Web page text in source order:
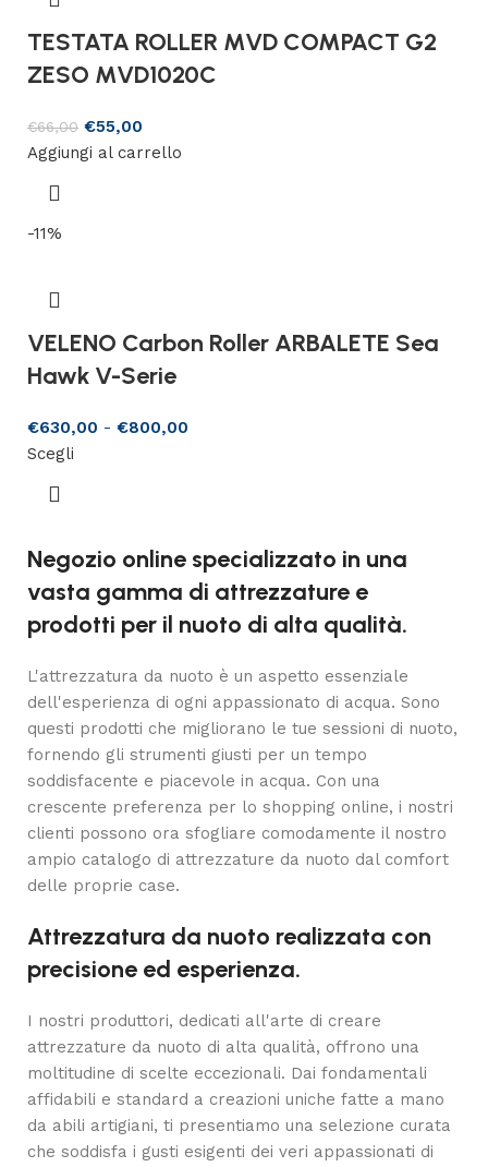
TESTATA ROLLER MVD COMPACT G2
ZESO MVD1020C
€66,00 €55,00
Aggiungi al carrello
-11%
VELENO Carbon Roller ARBALETE Sea
Hawk V-Serie
€630,00 - €800,00
Scegli
Negozio online specializzato in una
vasta gamma di attrezzature e
prodotti per il nuoto di alta qualità.
L'attrezzatura da nuoto è un aspetto essenziale
dell'esperienza di ogni appassionato di acqua. Sono
questi prodotti che migliorano le tue sessioni di nuoto,
fornendo gli strumenti giusti per un tempo
soddisfacente e piacevole in acqua. Con una
crescente preferenza per lo shopping online, i nostri
clienti possono ora sfogliare comodamente il nostro
ampio catalogo di attrezzature da nuoto dal comfort
delle proprie case.
Attrezzatura da nuoto realizzata con
precisione ed esperienza.
I nostri produttori, dedicati all'arte di creare
attrezzature da nuoto di alta qualità, offrono una
moltitudine di scelte eccezionali. Dai fondamentali
affidabili e standard a creazioni uniche fatte a mano
da abili artigiani, ti presentiamo una selezione curata
che soddisfa i gusti esigenti dei veri appassionati di